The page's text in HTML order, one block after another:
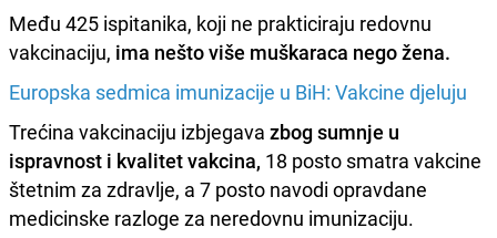
Među 425 ispitanika, koji ne prakticiraju redovnu
vakcinaciju, ima nešto više muškaraca nego žena.
Europska sedmica imunizacije u BiH: Vakcine djeluju
Trećina vakcinaciju izbjegava zbog sumnje u
ispravnost i kvalitet vakcina, 18 posto smatra vakcine
štetnim za zdravlje, a 7 posto navodi opravdane
medicinske razloge za neredovnu imunizaciju.